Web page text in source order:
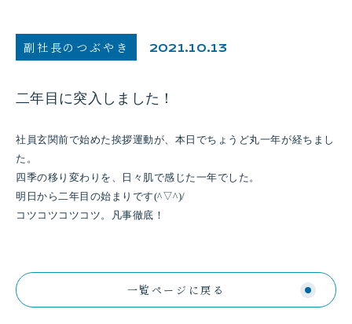
副社長のつぶやき 2021.10.13
二年目に突入しました！
社員玄関前で始めた挨拶運動が、本日でちょうど丸一年が経ちまし
た。
四季の移り変わりを、日々肌で感じた一年でした。
明日から二年目の始まりです(^▽^)/
コツコツコツコツ。凡事徹底！
一覧ページに戻る